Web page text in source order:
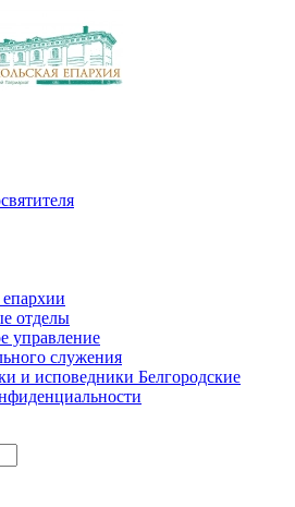
отделы
управление
служения
и исповедники Белгородские